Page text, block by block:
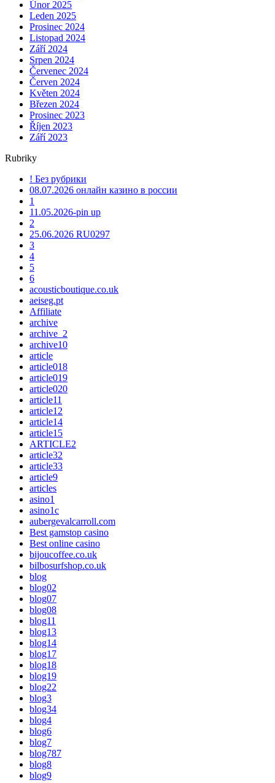
Únor 2025
Leden 2025
Prosinec 2024
Listopad 2024
Září 2024
Srpen 2024
Červenec 2024
Červen 2024
Květen 2024
Březen 2024
Prosinec 2023
Říjen 2023
Září 2023
Rubriky
! Без рубрики
08.07.2026 онлайн казино в россии
1
11.05.2026-pin up
2
25.06.2026 RU0297
3
4
5
6
acousticboutique.co.uk
aeiseg.pt
Affiliate
archive
archive_2
archive10
article
article018
article019
article020
article11
article12
article14
article15
ARTICLE2
article32
article33
article9
articles
asino1
asino1c
aubergevalcarroll.com
Best gamstop casino
Best online casino
bijoucoffee.co.uk
bilbosurfshop.co.uk
blog
blog02
blog07
blog08
blog11
blog13
blog14
blog17
blog18
blog19
blog22
blog3
blog34
blog4
blog6
blog7
blog787
blog8
blog9